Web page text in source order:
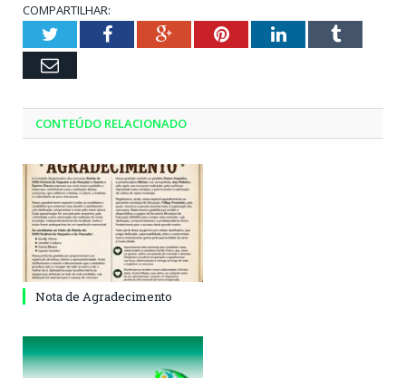
COMPARTILHAR:
TwitterFacebookGoogle+PinterestLinkedInTumblr
Email
CONTEÚDO RELACIONADO
Nota de Agradecimento